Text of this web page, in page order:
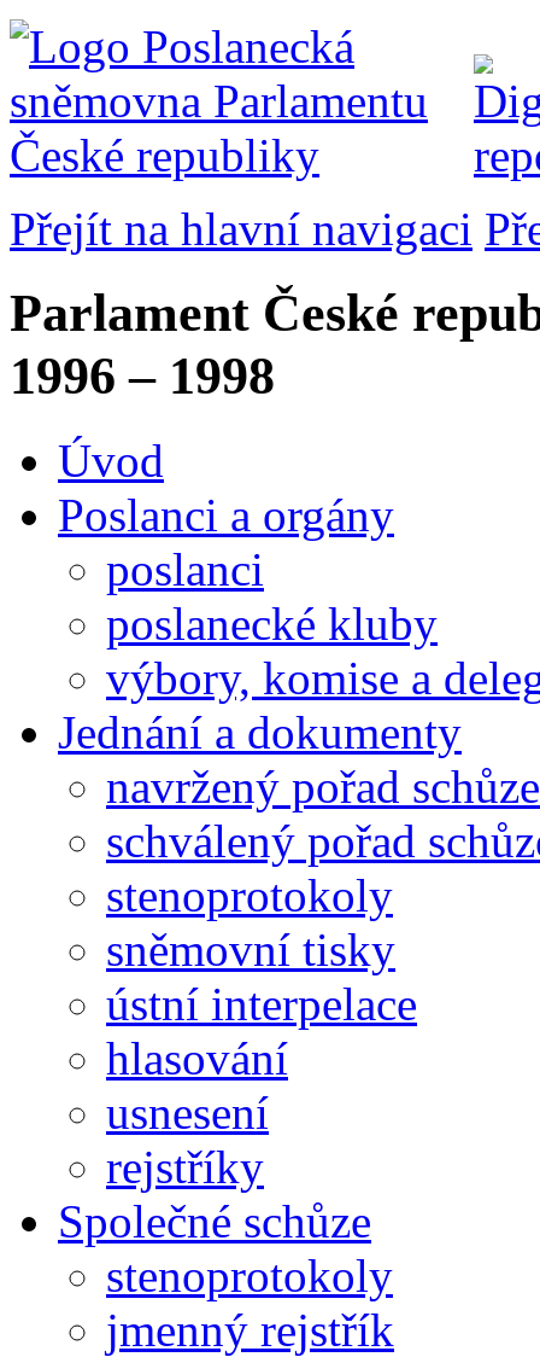
Přejít na hlavní navigaci
Parlament České
1996 – 1998
Úvod
Poslanci a orgány
poslanci
poslanecké kluby
výbory, komise a
Jednání a dokumenty
navržený pořad schůze
schválený pořad
stenoprotokoly
sněmovní tisky
ústní interpelace
hlasování
usnesení
rejstříky
Společné schůze
stenoprotokoly
jmenný rejstřík